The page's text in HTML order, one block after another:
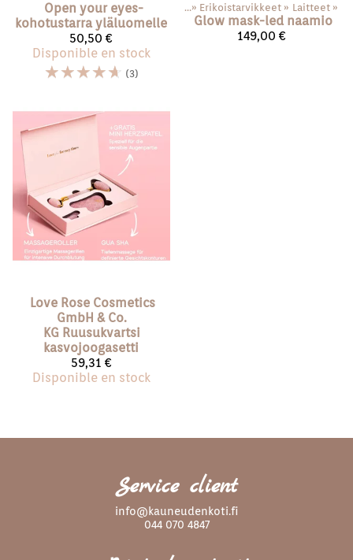
Open your eyes-
kohotustarra yläluomelle
50,50 €
Disponible en stock
☆☆☆☆☆ (3)
Produits ‪» Erikoistarvikkeet ‪» Laitteet ‪»
Glow mask-led naamio
149,00 €
Love Rose Cosmetics
GmbH & Co.
KG Ruusukvartsi
kasvojoogasetti
59,31 €
Disponible en stock
Service client
info@kauneudenkoti.fi
044 070 4847